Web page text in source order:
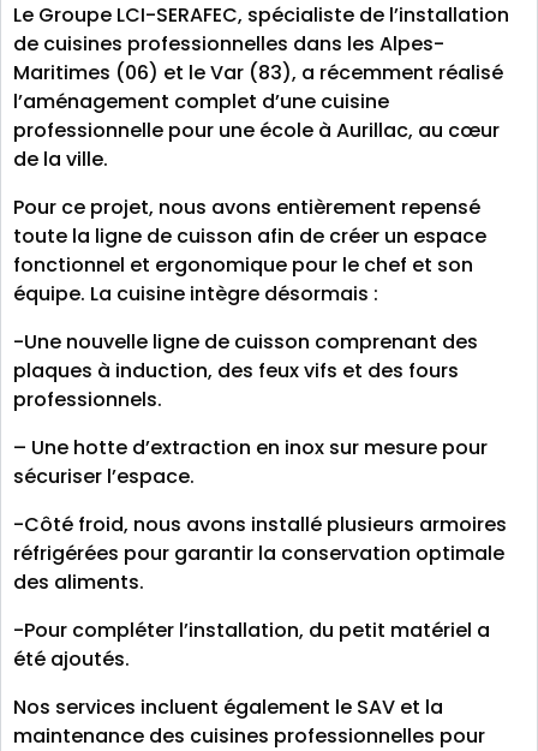
Le Groupe LCI-SERAFEC, spécialiste de l’installation
de cuisines professionnelles dans les Alpes-
Maritimes (06) et le Var (83), a récemment réalisé
l’aménagement complet d’une cuisine
professionnelle pour une école à Aurillac, au cœur
de la ville.
Pour ce projet, nous avons entièrement repensé
toute la ligne de cuisson afin de créer un espace
fonctionnel et ergonomique pour le chef et son
équipe. La cuisine intègre désormais :
-Une nouvelle ligne de cuisson comprenant des
plaques à induction, des feux vifs et des fours
professionnels.
– Une hotte d’extraction en inox sur mesure pour
sécuriser l’espace.
-Côté froid, nous avons installé plusieurs armoires
réfrigérées pour garantir la conservation optimale
des aliments.
-Pour compléter l’installation, du petit matériel a
été ajoutés.
Nos services incluent également le SAV et la
maintenance des cuisines professionnelles pour